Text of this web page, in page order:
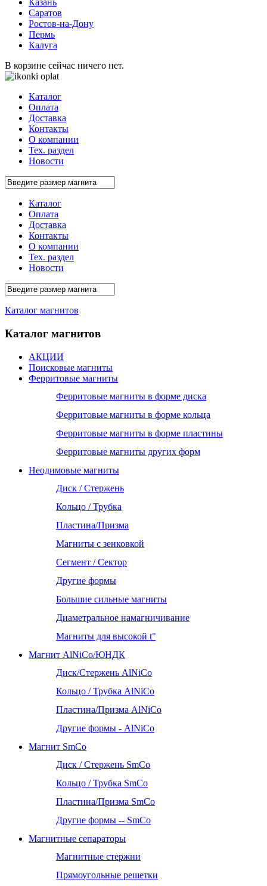
Казань
Саратов
Ростов-на-Дону
Пермь
Калуга
В корзине сейчас ничего нет.
Каталог
Оплата
Доставка
Контакты
О компании
Тех. раздел
Новости
Каталог
Оплата
Доставка
Контакты
О компании
Тех. раздел
Новости
Каталог магнитов
Каталог магнитов
АКЦИИ
Поисковые магниты
Ферритовые магниты
Ферритовые магниты в форме диска
Ферритовые магниты в форме кольца
Ферритовые магниты в форме пластины
Ферритовые магниты других форм
Неодимовые магниты
Диск / Стержень
Кольцо / Трубка
Пластина/Призма
Магниты с зенковкой
Сегмент / Сектор
Другие формы
Большие сильные магниты
Диаметральное намагничивание
Магниты для высокой t°
Магнит AlNiCo/ЮНДК
Диск/Стержень AlNiCo
Кольцо / Трубка AlNiCo
Пластина/Призма AlNiCo
Другие формы - AlNiCo
Магнит SmCo
Диск / Стержень SmCo
Кольцо / Трубка SmCo
Пластина/Призма SmCo
Другие формы -- SmCo
Магнитные сепараторы
Магнитные стержни
Прямоугольные решетки